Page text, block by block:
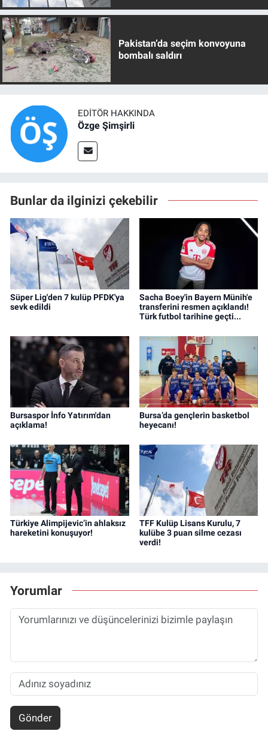
Pakistan’da seçim konvoyuna
bombalı saldırı
EDITÖR HAKKINDA
Özge Şimşirli
Bunlar da ilginizi çekebilir
Süper Lig'den 7 kulüp PFDK'ya
sevk edildi
Sacha Boey'in Bayern Münih'e
transferini resmen açıklandı!
Türk futbol tarihine geçti...
Bursaspor İnfo Yatırım'dan
açıklama!
Bursa’da gençlerin basketbol
heyecanı!
Türkiye Alimpijevic’in ahlaksız
hareketini konuşuyor!
TFF Kulüp Lisans Kurulu, 7
kulübe 3 puan silme cezası
verdi!
Yorumlar
Gönder